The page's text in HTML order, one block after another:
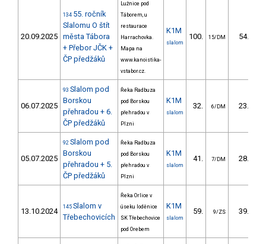
20.09.2025
134 55. ročník
Slalomu O štít
města Tábora
+ Přebor JČK +
ČP předžáků
Lužnice pod
Táborem, u
restaurace
Harrachovka.
Mapa na
www.kanoistika-
vstabor.cz.
K1M
slalom
100. 15/DM 54.45
06.07.2025
93 Slalom pod
Borskou
přehradou + 6.
ČP předžáků
Řeka Radbuza
pod Borskou
přehradou v
Plzni
K1M
slalom
32. 6/DM 23.41
05.07.2025
92 Slalom pod
Borskou
přehradou + 5.
ČP předžáků
Řeka Radbuza
pod Borskou
přehradou v
Plzni
K1M
slalom
41. 7/DM 28.25
13.10.2024 145 Slalom v
Třebechovicích
Řeka Orlice v
úseku loděnice
SK Třebechovice
pod Orebem
K1M
slalom
59. 9/ZS 39.50